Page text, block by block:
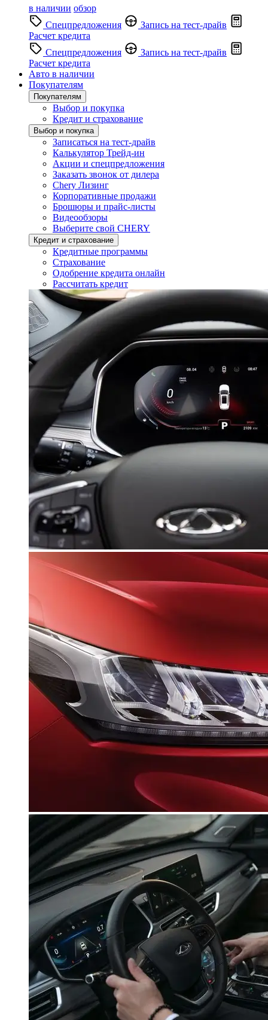
в наличии обзор
Спецпредложения
Запись на тест-драйв
Расчет кредита
Спецпредложения
Запись на тест-драйв
Расчет кредита
Авто в наличии
Покупателям
Покупателям
Выбор и покупка
Кредит и страхование
Выбор и покупка
Записаться на тест-драйв
Калькулятор Трейд-ин
Акции и спецпредложения
Заказать звонок от дилера
Chery Лизинг
Корпоративные продажи
Брошюры и прайс-листы
Видеообзоры
Выберите свой CHERY
Кредит и страхование
Кредитные программы
Страхование
Одобрение кредита онлайн
Рассчитать кредит